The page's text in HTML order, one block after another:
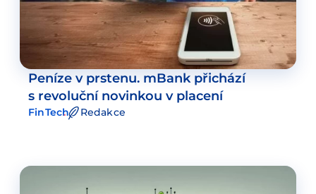
Peníze v prstenu. mBank přichází
s revoluční novinkou v placení
FinTech Redakce